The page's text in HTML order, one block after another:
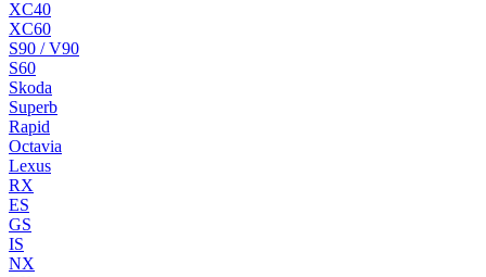
XC40
XC60
S90 / V90
S60
Skoda
Superb
Rapid
Octavia
Lexus
RX
ES
GS
IS
NX